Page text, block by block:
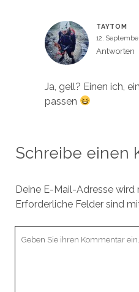
TAYTOM
12.
Antworten
Ja, gell? Einen ich,
passen
Schreibe einen
Deine E-Mail-Adresse
Erforderliche Felder sind